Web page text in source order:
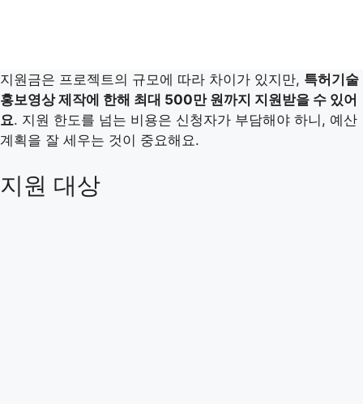
지원금은 프로젝트의 규모에 따라 차이가 있지만, 특허기술
홍보영상 제작에 한해 최대 500만 원까지 지원받을 수 있어
요. 지원 한도를 넘는 비용은 신청자가 부담해야 하니, 예산
계획을 잘 세우는 것이 중요해요.
지원 대상